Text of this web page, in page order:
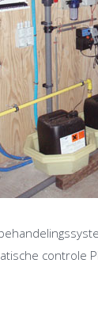
controle